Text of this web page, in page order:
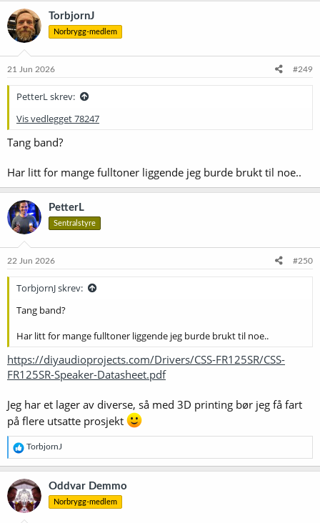
k
s
j
o
e
TorbjornJ
Norbrygg-medlem
21 Jun 2026 #249
PetterL skrev:
Vis vedlegget 78247
Tang band?
Har litt for mange fulltoner liggende jeg burde brukt til noe..
PetterL
Sentralstyre
22 Jun 2026 #250
TorbjornJ skrev:
Tang band?
Har litt for mange fulltoner liggende jeg burde brukt til noe..
https://diyaudioprojects.com/Drivers/CSS-FR125SR/CSS-
FR125SR-Speaker-Datasheet.pdf
Jeg har et lager av diverse, så med 3D printing bør jeg få fart
på flere utsatte prosjekt
R
e
a
k
s
j
o
TorbjornJ
Oddvar Demmo
Norbrygg-medlem